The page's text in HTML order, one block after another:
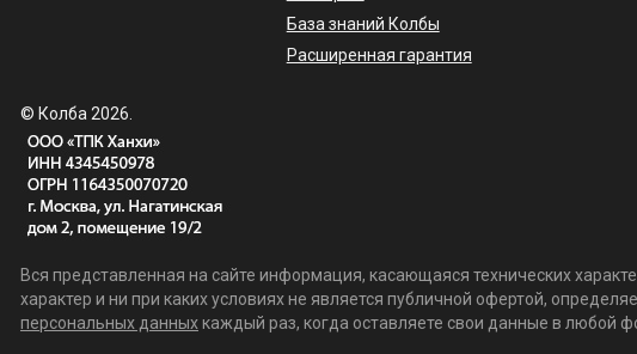
База знаний Колбы
Расширенная гарантия
© Колба 2026.
Вся представленная на сайте информация, касающаяся технических
характер и ни при каких условиях не является публичной офертой,
персональных данныхкаждый раз, когда оставляете свои данные в любой